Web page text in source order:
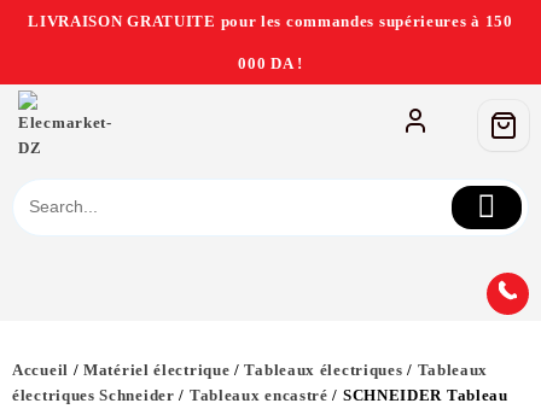
LIVRAISON GRATUITE pour les commandes supérieures à 150
000 DA !
Accueil /Matériel électrique /Tableaux électriques / Tableaux
électriques Schneider / Tableaux encastré / SCHNEIDER Tableau